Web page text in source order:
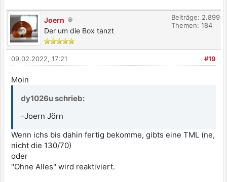
Joern
Der um die Box tanzt
Beiträge: 2.899
Themen: 184
#19
09.02.2022, 17:21
Moin
dy1026u schrieb:
-Joern Jörn
Wenn ichs bis dahin fertig bekomme, gibts eine TML (ne,
nicht die 130/70)
oder
"Ohne Alles" wird reaktiviert.